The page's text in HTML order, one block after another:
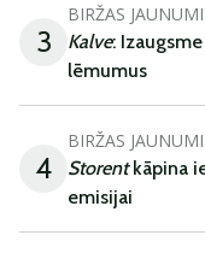
3
BIRŽAS JAUNUMI
Kalve:
lēmumus
4
BIRŽAS JAUNUMI
Storentkāpina
emisijai